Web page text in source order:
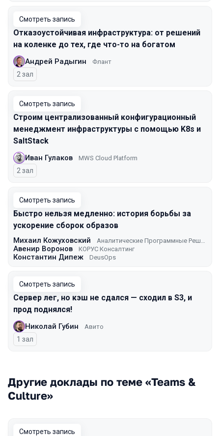
Смотреть запись
Отказоустойчивая инфраструктура: от решений
на коленке до тех, где что-то на богатом
Андрей Радыгин Флант
2 зал
Смотреть запись
Строим централизованный конфигурационный
менеджмент инфраструктуры с помощью K8s и
SaltStack
Иван Гулаков MWS Cloud Platform
2 зал
Смотреть запись
Быстро нельзя медленно: история борьбы за
ускорение сборок образов
Михаил Кожуховский Аналитические Программные Решения
Авенир Воронов КОРУС Консалтинг
Константин Дипеж DeusOps
Смотреть запись
Сервер лег, но кэш не сдался — сходил в S3, и
прод поднялся!
Николай Губин Авито
1 зал
Другие доклады по теме «Teams &
Culture»
Смотреть запись